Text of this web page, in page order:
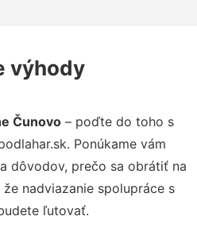
výhody
Čunovo– poďte do toho s
Ponúkame vám
dôvodov, prečo sa obrátiť na
že nadviazanie spolupráce s
ľutovať.